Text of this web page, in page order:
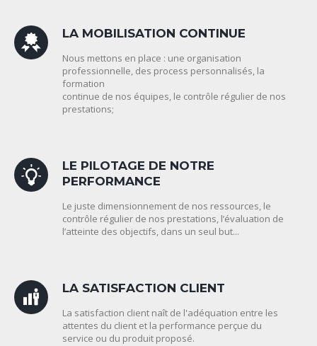
LA MOBILISATION CONTINUE
Nous mettons en place : une organisation
professionnelle, des process personnalisés, la
formation
continue de nos équipes, le contrôle régulier de nos
prestations;
LE PILOTAGE DE NOTRE
PERFORMANCE
Le juste dimensionnement de nos ressources, le
contrôle régulier de nos prestations, l’évaluation de
l’atteinte des objectifs, dans un seul but...
LA SATISFACTION CLIENT
La satisfaction client naît de l'adéquation entre les
attentes du client et la performance perçue du
service ou du produit proposé.